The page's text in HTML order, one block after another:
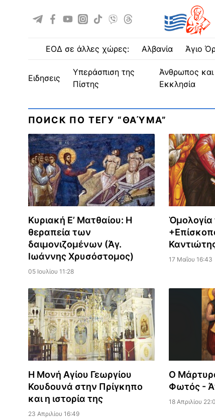
ΕΟΔ σε άλλες χώρες: Αλβανία Άγιο
ειδησεις
Υπεράσπιση της
Πίστης
Άνθρωπος και
Εκκλησία
ПОИСК ПО ТЕГУ “ΘΑΎΜΑ”
Κυριακή Ε’ Ματθαίου: Η
θεραπεία των
δαιμονιζομένων (Άγ.
Ιωάννης Χρυσόστομος)
05 Ιουλίου 11:28
17 Μαΐου 16:43
Η Μονή Αγίου Γεωργίου
Κουδουνά στην Πρίγκηπο
και η ιστορία της
23 Απριλίου 16:49
Ο
Φωτός -
18 Απριλίου